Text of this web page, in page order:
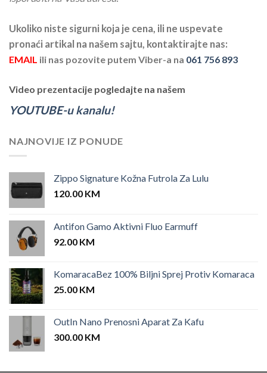
Ukoliko niste sigurni koja je cena, ili ne uspevate
pronaći artikal na našem sajtu, kontaktirajte nas:
EMAIL ili nas pozovite putem Viber-a na 061 756 893
Video prezentacije pogledajte na našem
YOUTUBE-u kanalu!
NAJNOVIJE IZ PONUDE
Zippo Signature Kožna Futrola Za Lulu
120.00 KM
Antifon Gamo Aktivni Fluo Earmuff
92.00 KM
KomaracaBez 100% Biljni Sprej Protiv Komaraca
25.00 KM
OutIn Nano Prenosni Aparat Za Kafu
300.00 KM